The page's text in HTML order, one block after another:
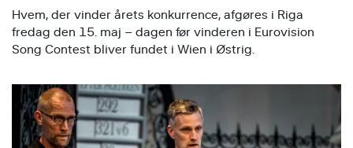
Hvem, der vinder årets konkurrence, afgøres i Riga
fredag den 15. maj – dagen før vinderen i Eurovision
Song Contest bliver fundet i Wien i Østrig.